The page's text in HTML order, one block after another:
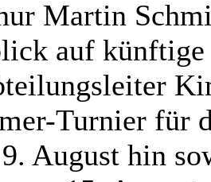
Martin
auf künftige
Turnier für
August hin